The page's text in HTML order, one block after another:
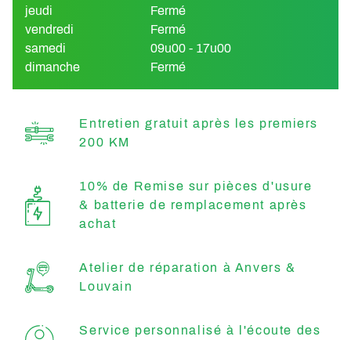
jeudi
Fermé
vendredi
Fermé
samedi
09u00 - 17u00
dimanche
Fermé
Entretien gratuit après les premiers
200 KM
10% de Remise sur pièces d'usure
& batterie de remplacement après
achat
Atelier de réparation à Anvers &
Louvain
Service personnalisé à l'écoute des